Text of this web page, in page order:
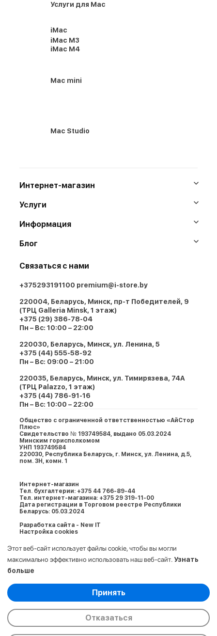
Услуги для Mac
iMac
iMac M3
iMac M4
Mac mini
Mac Studio
Интернет-магазин
Услуги
Информация
Блог
Связаться с нами
+375293191100 premium@i-store.by
220004, Беларусь, Минск, пр-т Победителей, 9
(ТРЦ Galleria Minsk, 1 этаж)
+375 (29) 386-78-04
Пн – Вс: 10:00 – 22:00
220030, Беларусь, Минск, ул. Ленина, 5
+375 (44) 555-58-92
Пн – Вс: 09:00 – 21:00
220035, Беларусь, Минск, ул. Тимирязева, 74A
(ТРЦ Palazzo, 1 этаж)
+375 (44) 786-91-16
Пн – Вс: 10:00 – 22:00
Общество с ограниченной ответственностью «АйСтор
Плюс»
Свидетельство № 193749584, выдано 05.03.2024
Минским горисполкомом
УНП 193749584
220030, Республика Беларусь, г. Минcк, ул. Ленина, д.5,
пом. 3Н, комн. 1
Интернет-магазин
Тел. бухгалтерии: +375 44 766-89-44
Тел. интернет-магазина: +375 29 319-11-00
Дата регистрации в Торговом реестре Республики
Беларусь: 05.03.2024
Разработка сайта - New IT
Настройка cookies
193749584. Все права защищены.
Этот веб-сайт использует файлы cookie, чтобы вы могли
максимально эффективно использовать наш веб-сайт. Узнать
больше
Выберите настройки cookie
Аналитические/Функциональные
Принять
Отказаться